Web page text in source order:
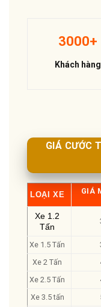
3000+
Khách hàng
GIÁ CƯỚC
LOẠI XE
GIÁ
Xe 1.2
Tấn
Xe 1.5 Tấn
Xe 2 Tấn
Xe 2.5 Tấn
Xe 3.5 tấn